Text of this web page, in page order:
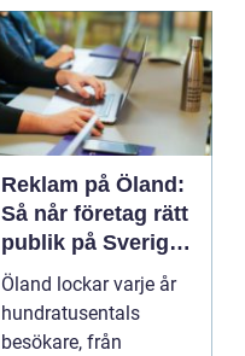
Reklam på Öland:
Så når företag rätt
publik på Sveriges
solsäkraste ö
Öland lockar varje år
hundratusentals
besökare, från